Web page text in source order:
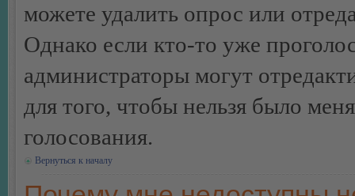
можете удалить опрос или
Однако если кто-то уже
администраторы могут
для того, чтобы нельзя было
голосования.
Вернуться к началу